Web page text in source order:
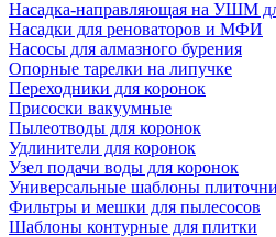
Насадка-направляющая на УШМ
Насадки для реноваторов и МФИ
Насосы для алмазного бурения
Опорные тарелки на липучке
Переходники для коронок
Присоски вакуумные
Пылеотводы для коронок
Удлинители для коронок
Узел подачи воды для коронок
Универсальные шаблоны
Фильтры и мешки для пылесосов
Шаблоны контурные для плитки